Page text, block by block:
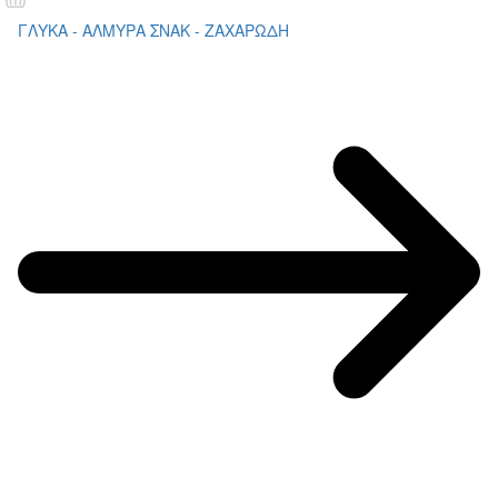
ΓΛΥΚΑ - ΑΛΜΥΡΑ ΣΝΑΚ - ΖΑΧΑΡΩΔΗ